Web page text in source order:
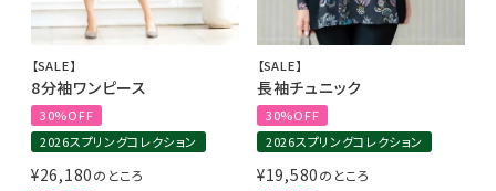
【SALE】
8分袖ワンピース
30%OFF
2026スプリングコレクション
¥26,180のところ
【SALE】
長袖チュニック
30%OFF
2026スプリングコレクション
¥19,580のところ